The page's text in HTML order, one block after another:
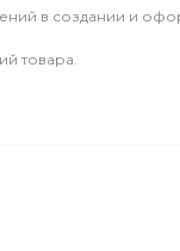
в создании и
товара.